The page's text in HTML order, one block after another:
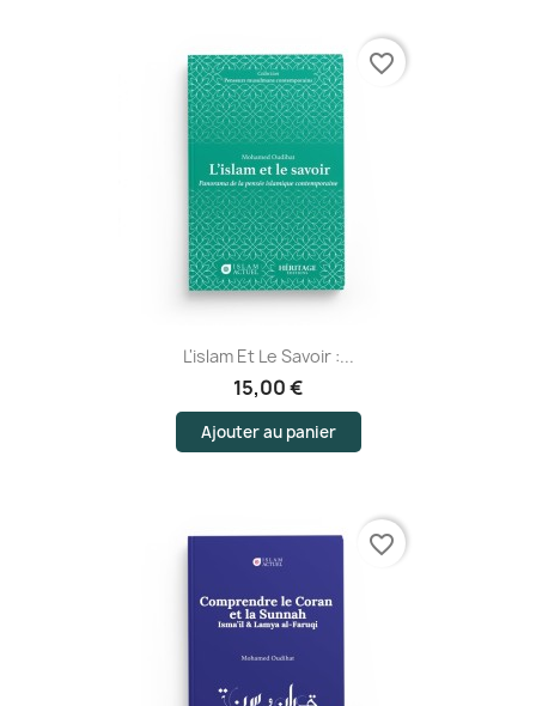
L'islam Et Le Savoir :...
15,00 €
Ajouter au panier
favorite_border
favorite_border